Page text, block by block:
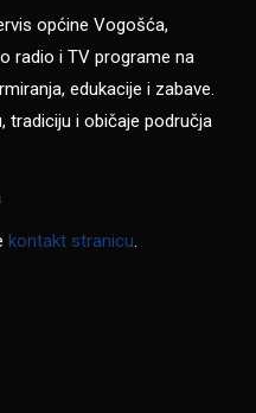
općine Vogošća,
radio i TV programe na
edukacije i zabave.
tradiciju i običaje područja
kontakt stranicu